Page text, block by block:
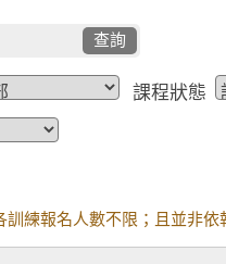
查詢
課程狀態
練報名人數不限；且並非依